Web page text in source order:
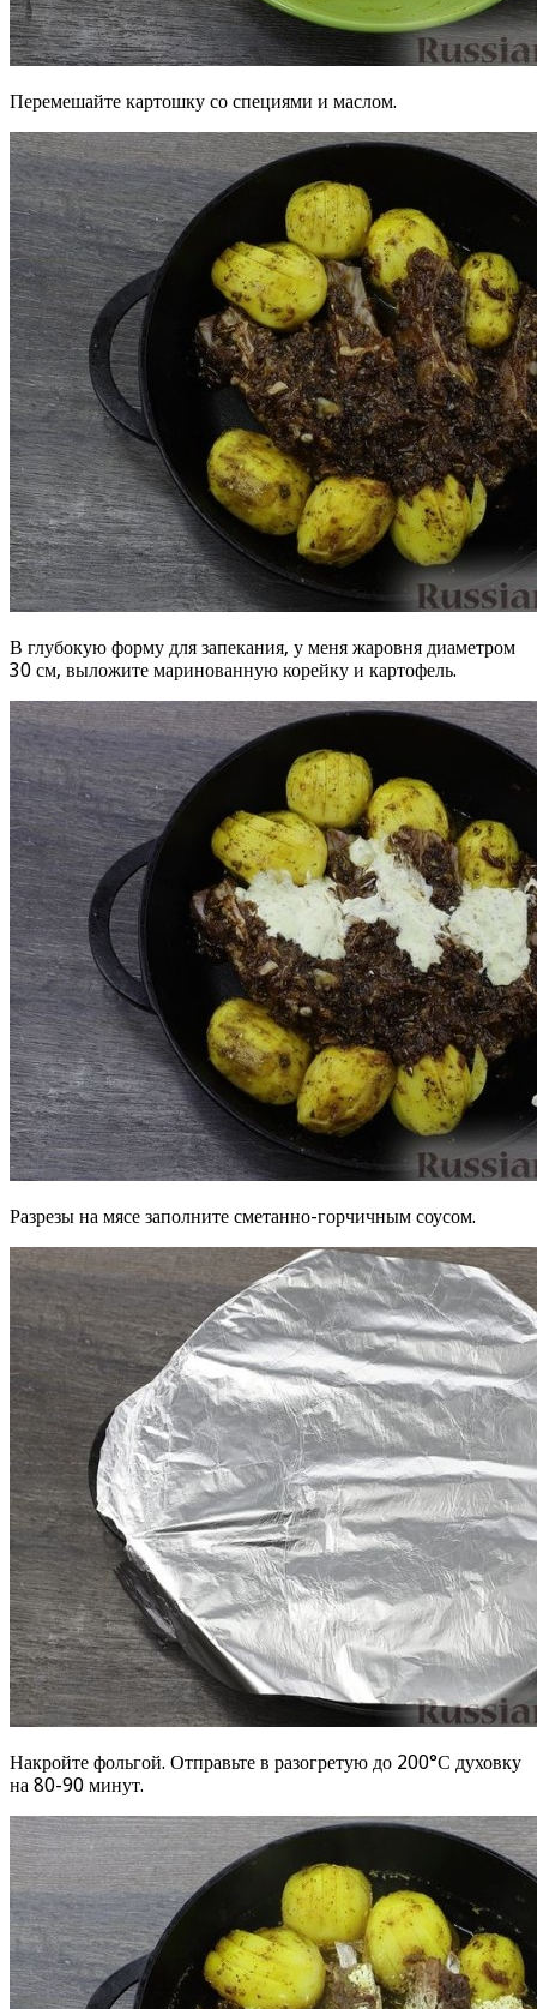
Перемешайте картошку со специями и маслом.
В глубокую форму для запекания, у меня жаровня диаметром
30 см, выложите маринованную корейку и картофель.
Разрезы на мясе заполните сметанно-горчичным соусом.
Накройте фольгой. Отправьте в разогретую до 200°С духовку
на 80-90 минут.